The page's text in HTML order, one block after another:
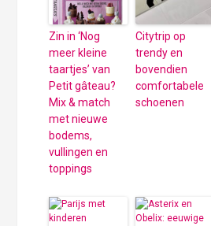
Zin in ‘Nog
meer kleine
taartjes’ van
Petit gâteau?
Mix & match
met nieuwe
bodems,
vullingen en
toppings
Citytrip op
trendy en
bovendien
comfortabele
schoenen